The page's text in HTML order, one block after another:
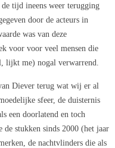
tijd ineens weer terugging
door de acteurs in
was van deze
voor voor veel mensen die
lijkt me) nogal verwarrend.
Diever terug wat wij er al
sfeer, de duisternis
een doorlatend en toch
de stukken sinds 2000 (het jaar
de nachtvlinders die als